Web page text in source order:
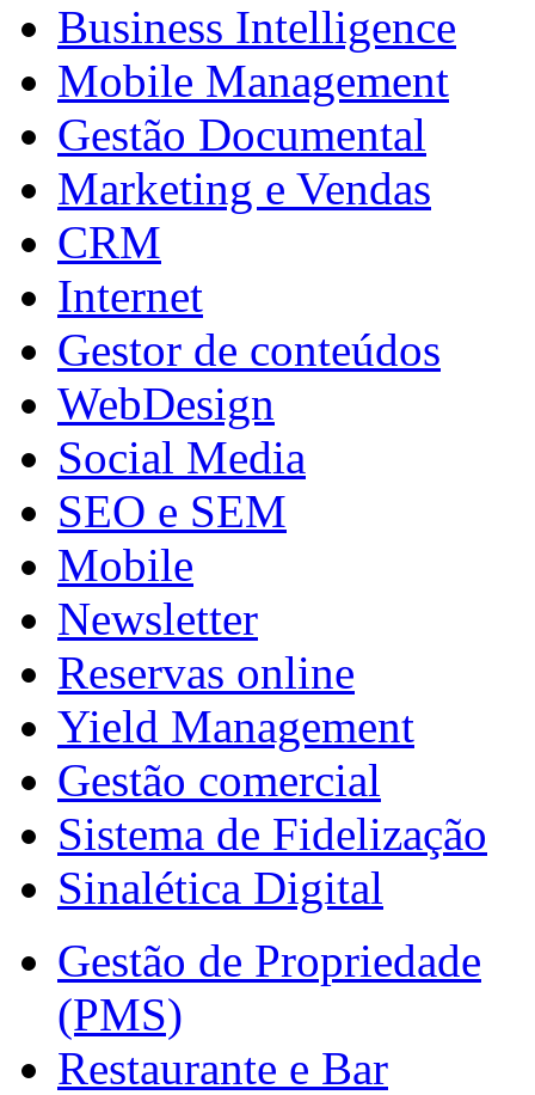
Business Intelligence
Mobile Management
Gestão Documental
Marketing e Vendas
CRM
Internet
Gestor de conteúdos
WebDesign
Social Media
SEO e SEM
Mobile
Newsletter
Reservas online
Yield Management
Gestão comercial
Sistema de Fidelização
Sinalética Digital
Gestão de Propriedade
(PMS)
Restaurante e Bar